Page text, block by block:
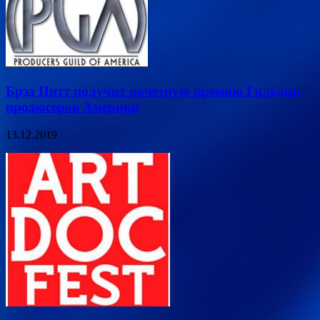
Брэд Питт получит почетную премию Гильдии
продюсеров Америки
13.12.2019